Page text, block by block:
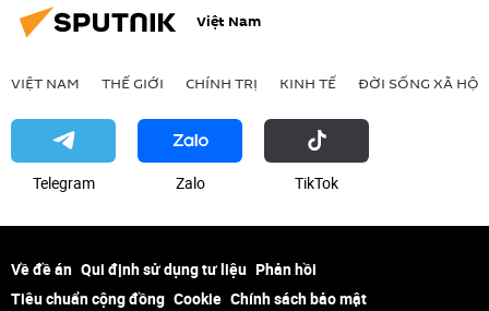
Việt Nam
VIỆT NAM THẾ GIỚI CHÍNH TRỊ KINH TẾ ĐỜI SỐNG XÃ HỘI
Telegram Zalo ТikТоk
Về đề án Qui định sử dụng tư liệu Phản hồi
Tiêu chuẩn cộng đồng Cookie Chính sách bảo mật